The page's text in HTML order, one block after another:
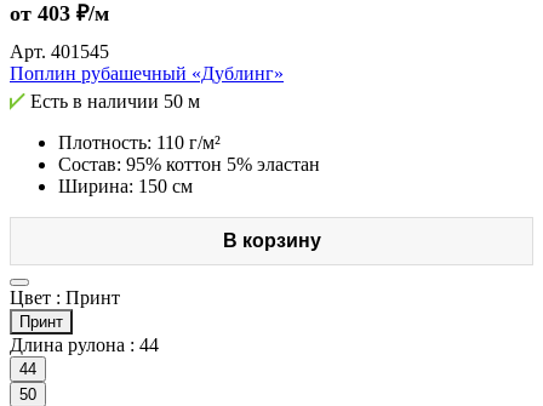
от 403 ₽/м
Арт. 401545
Поплин рубашечный «Дублинг»
Есть в наличии 50 м
Плотность: 110 г/м²
Состав: 95% коттон 5% эластан
Ширина: 150 см
В корзину
Цвет : Принт
Принт
Длина рулона : 44
44
50